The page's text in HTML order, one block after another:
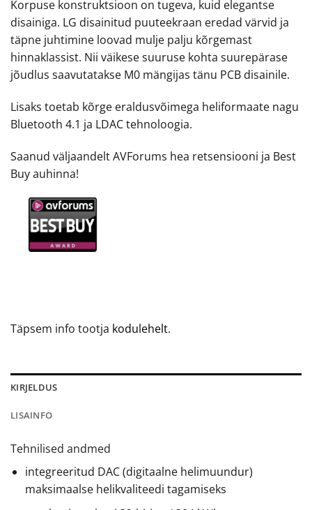
Korpuse konstruktsioon on tugeva, kuid elegantse
disainiga. LG disainitud puuteekraan eredad värvid ja
täpne juhtimine loovad mulje palju kõrgemast
hinnaklassist. Nii väikese suuruse kohta suurepärase
jõudlus saavutatakse M0 mängijas tänu PCB disainile.
Lisaks toetab kõrge eraldusvõimega heliformaate nagu
Bluetooth 4.1 ja LDAC tehnoloogia.
Saanud väljaandelt AVForums hea retsensiooni ja Best
Buy auhinna!
Täpsem info tootja kodulehelt.
KIRJELDUS
LISAINFO
Tehnilised andmed
integreeritud DAC (digitaalne helimuundur)
maksimaalse helikvaliteedi tagamiseks